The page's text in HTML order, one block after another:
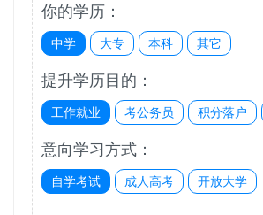
你的学历：
中学 大专 本科 其它
提升学历目的：
工作就业 考公务员 积分落户
意向学习方式：
自学考试 成人高考 开放大学